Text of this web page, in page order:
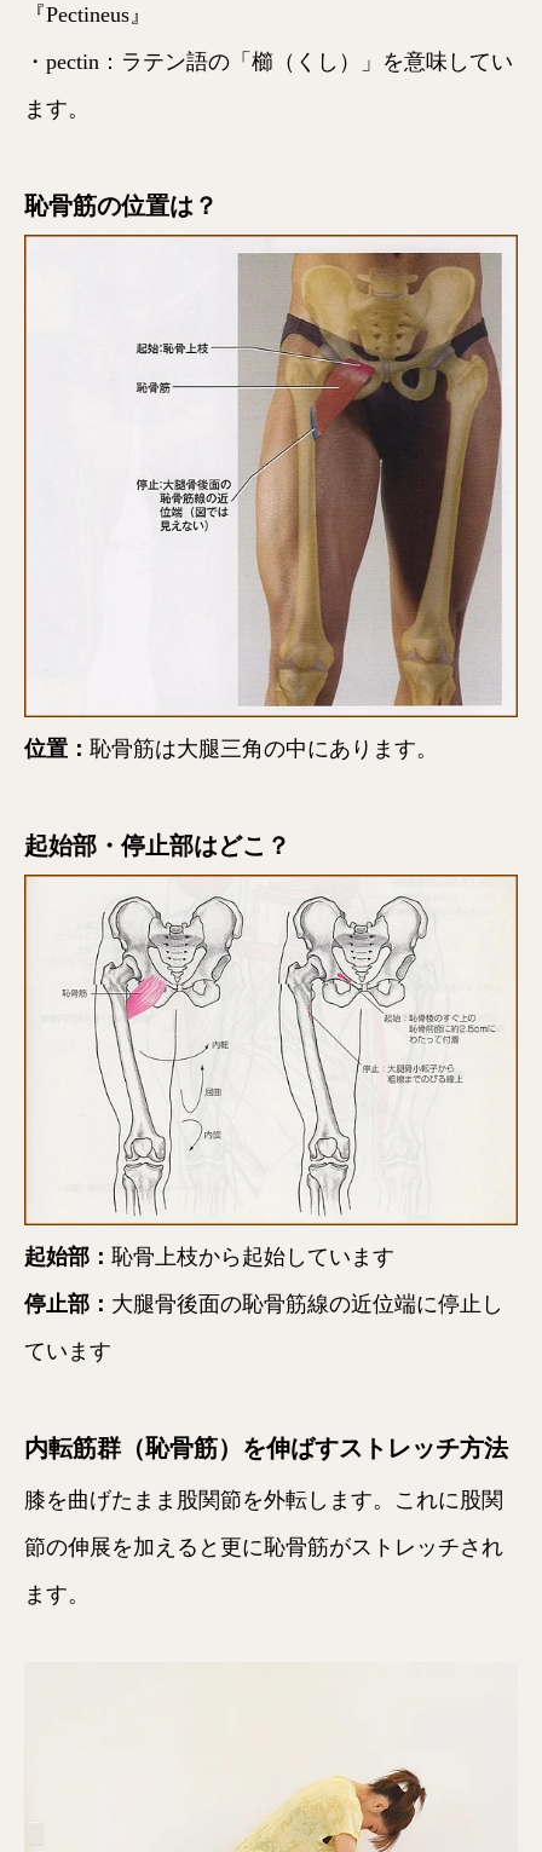
『Pectineus』
・pectin：ラテン語の「櫛（くし）」を意味してい
ます。
恥骨筋の位置は？
位置： 恥骨筋は大腿三角の中にあります。
起始部・停止部はどこ？
起始部： 恥骨上枝から起始しています
停止部： 大腿骨後面の恥骨筋線の近位端に停止し
ています
内転筋群（恥骨筋）を伸ばすストレッチ方法
膝を曲げたまま股関節を外転します。これに股関
節の伸展を加えると更に恥骨筋がストレッチされ
ます。